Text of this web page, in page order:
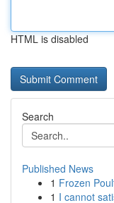
HTML is disabled
Search
Published News
1 Frozen
1 I cannot